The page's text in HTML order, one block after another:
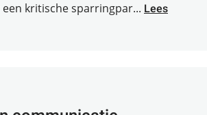
een kritische sparringpar... Lees